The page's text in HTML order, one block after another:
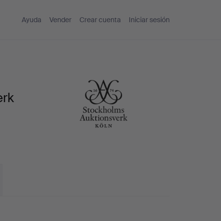
Ayuda Vender Crear cuenta Iniciar sesión